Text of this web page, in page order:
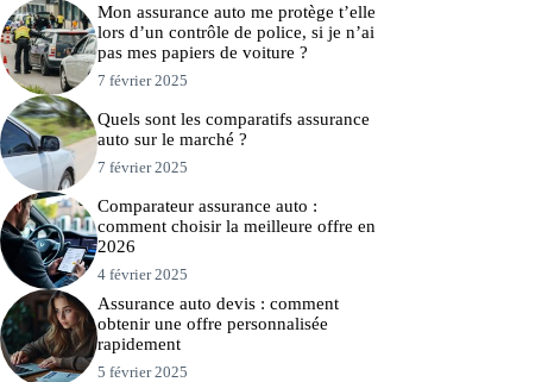
Mon assurance auto me protège t’elle
lors d’un contrôle de police, si je n’ai
pas mes papiers de voiture ?
7 février 2025
Quels sont les comparatifs assurance
auto sur le marché ?
7 février 2025
Comparateur assurance auto :
comment choisir la meilleure offre en
2026
4 février 2025
Assurance auto devis : comment
obtenir une offre personnalisée
rapidement
5 février 2025